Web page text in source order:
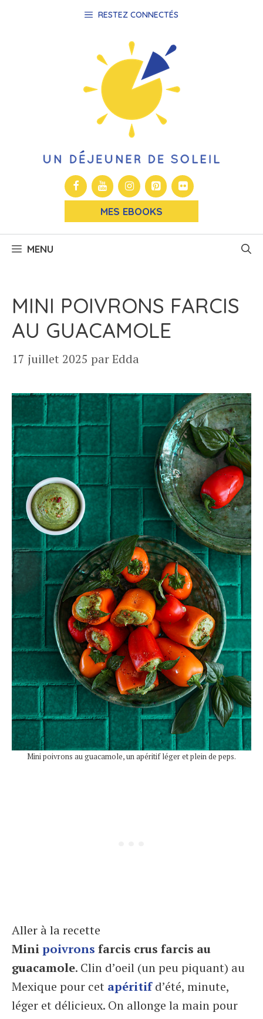
RESTEZ CONNECTÉS
MES EBOOKS
MENU
MINI POIVRONS FARCIS
AU GUACAMOLE
17 juillet 2025 parEdda
Mini poivrons au guacamole, un apéritif léger et plein de peps.
Aller à la recette
Minipoivrons farcis crus farcis au
guacamole. Clin d’oeil (un peu piquant) au
Mexique pour cet apéritifd’été, minute,
léger et délicieux. On allonge la main pour